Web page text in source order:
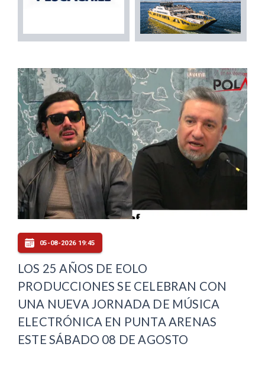
05-08-2026 19:45
LOS 25 AÑOS DE EOLO
PRODUCCIONES SE CELEBRAN CON
UNA NUEVA JORNADA DE MÚSICA
ELECTRÓNICA EN PUNTA ARENAS
ESTE SÁBADO 08 DE AGOSTO